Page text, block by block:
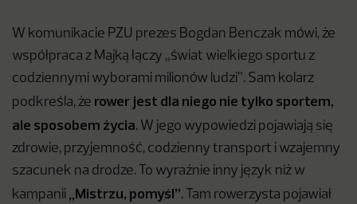
W komunikacie PZU prezes Bogdan Benczak mówi, że
współpraca z Majką łączy „świat wielkiego sportu z
codziennymi wyborami milionów ludzi”. Sam kolarz
podkreśla, że rower jest dla niego nie tylko sportem,
ale sposobem życia. W jego wypowiedzi pojawiają się
zdrowie, przyjemność, codzienny transport i wzajemny
szacunek na drodze. To wyraźnie inny język niż w
kampanii „Mistrzu, pomyśl”. Tam rowerzysta pojawiał